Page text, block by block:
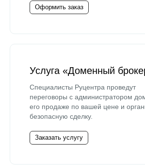
Оформить заказ
Услуга «Доменный
Специалисты Руцентра проведут
переговоры с администратором
его продаже по вашей цене и
безопасную сделку.
Заказать услугу